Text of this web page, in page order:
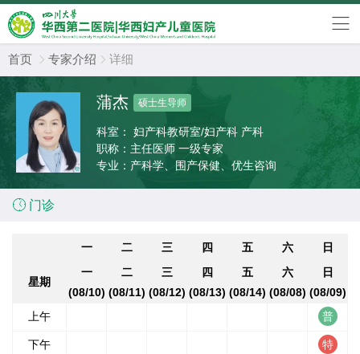
首页  专家介绍  详细
蒲杰 硕士生导师
科室：
妇产科教研室/妇产科 产科
职称： 主任医师 一级专家
专业： 产科学、围产保健、优生咨询
 门诊
一 二 三 四 五 六 日
星期
一
(08/10)
二
(08/11)
三
(08/12)
四
(08/13)
五
(08/14)
六
(08/08)
日
(08/09)
上午
下午